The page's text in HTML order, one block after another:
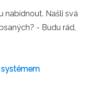
nabídnout. Našli svá
- Budu rád,